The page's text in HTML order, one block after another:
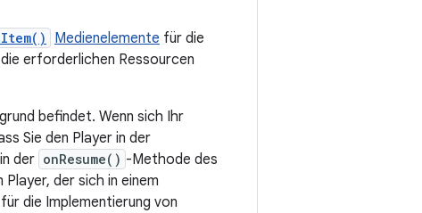
Medienelemente für die
erforderlichen Ressourcen
befindet. Wenn sich Ihr
Sie den Player in der
der onResume() -Methode des
der sich in einem
die Implementierung von